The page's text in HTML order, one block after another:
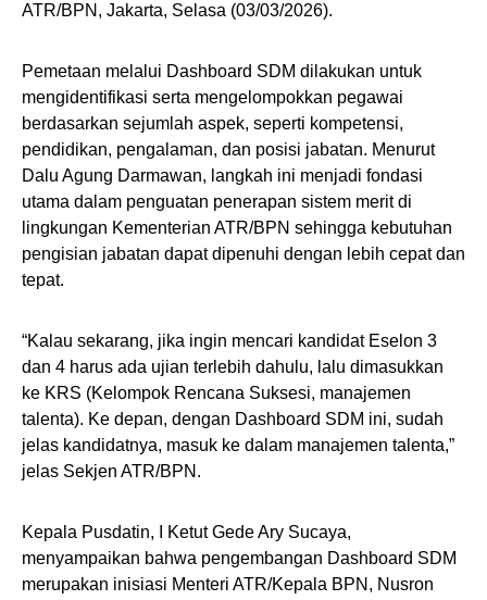
ATR/BPN, Jakarta, Selasa (03/03/2026).
Pemetaan melalui Dashboard SDM dilakukan untuk
mengidentifikasi serta mengelompokkan pegawai
berdasarkan sejumlah aspek, seperti kompetensi,
pendidikan, pengalaman, dan posisi jabatan. Menurut
Dalu Agung Darmawan, langkah ini menjadi fondasi
utama dalam penguatan penerapan sistem merit di
lingkungan Kementerian ATR/BPN sehingga kebutuhan
pengisian jabatan dapat dipenuhi dengan lebih cepat dan
tepat.
“Kalau sekarang, jika ingin mencari kandidat Eselon 3
dan 4 harus ada ujian terlebih dahulu, lalu dimasukkan
ke KRS (Kelompok Rencana Suksesi, manajemen
talenta). Ke depan, dengan Dashboard SDM ini, sudah
jelas kandidatnya, masuk ke dalam manajemen talenta,”
jelas Sekjen ATR/BPN.
Kepala Pusdatin, I Ketut Gede Ary Sucaya,
menyampaikan bahwa pengembangan Dashboard SDM
merupakan inisiasi Menteri ATR/Kepala BPN, Nusron